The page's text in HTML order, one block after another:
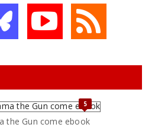
5
the Gun come ebook